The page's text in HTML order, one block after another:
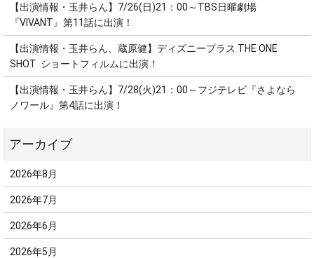
【出演情報・玉井らん】7/26(日)21：00～TBS日曜劇場
『VIVANT』第11話に出演！
【出演情報・玉井らん、蔵原健】ディズニープラス THE ONE
SHOT ショートフィルムに出演！
【出演情報・玉井らん】7/28(火)21：00～フジテレビ『さよなら
ノワール』第4話に出演！
2026年8月
2026年7月
2026年6月
2026年5月